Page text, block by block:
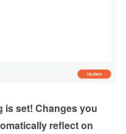
is set! Changes you
reflect on